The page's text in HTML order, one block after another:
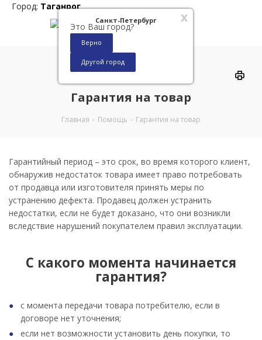
x
Санкт-Петербург
Это Ваш город?
Верно
Другой город
Город: Таганрог
Гарантия на товар
Главная - Помощь - Гарантия на товар
Гарантийный период – это срок, во время которого клиент,
обнаружив недостаток товара имеет право потребовать
от продавца или изготовителя принять меры по
устранению дефекта. Продавец должен устранить
недостатки, если не будет доказано, что они возникли
вследствие нарушений покупателем правил эксплуатации.
С какого момента начинается
гарантия?
с момента передачи товара потребителю, если в
договоре нет уточнения;
если нет возможности установить день покупки, то